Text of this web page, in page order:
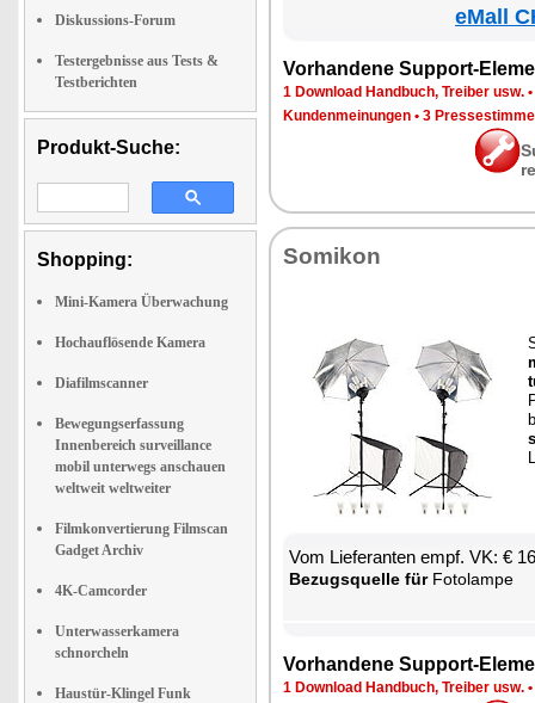
Diskussions-Forum
Testergebnisse aus Tests &
Testberichten
Produkt-Suche:
Shopping:
Mini-Kamera Überwachung
Hochauflösende Kamera
Diafilmscanner
Bewegungserfassung
Innenbereich surveillance
mobil unterwegs anschauen
weltweit weltweiter
Filmkonvertierung Filmscan
Gadget Archiv
4K-Camcorder
Unterwasserkamera
schnorcheln
Haustür-Klingel Funk
eMall
Vor­han­de­ne Sup­port-
1 Down­load Hand­buch, Trei­ber usw. •
Kun­den­mei­nun­gen • 3
So­mi­kon
Vom Lie­fe­ran­ten empf. VK: €
Be­zugs­quel­le fürFo­to­lam­pe
Vor­han­de­ne Sup­port-
1 Down­load Hand­buch, Trei­ber usw. •